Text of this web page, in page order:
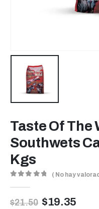
Taste Of The
Southwets
Kgs
( No hay
$21.50 $19.35